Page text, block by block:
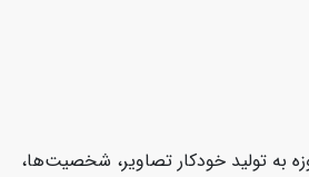
به تولید خودکار تصاویر، شخصیت‌ها،